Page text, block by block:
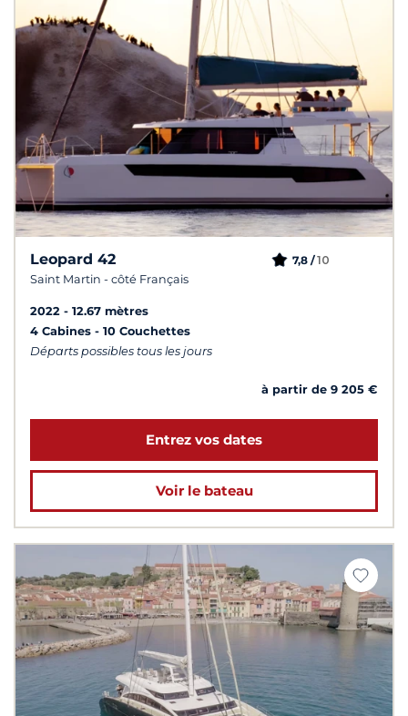
Leopard 42
Saint Martin - côté Français
7,8 /10
2022
12.67 mètres
4 Cabines
10 Couchettes
Départs possibles tous les jours
à partir de 9 205 €
Entrez vos dates
Voir le bateau